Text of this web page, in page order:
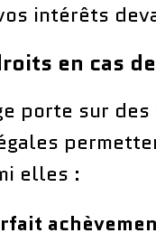
intérêts
en cas
porte sur
elles :